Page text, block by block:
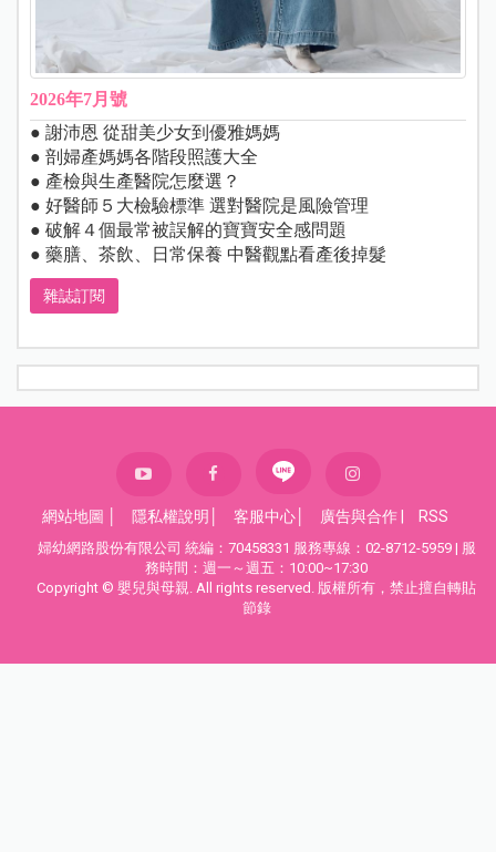
2026年7月號
● 謝沛恩 從甜美少女到優雅媽媽
● 剖婦產媽媽各階段照護大全
● 產檢與生產醫院怎麼選？
● 好醫師５大檢驗標準 選對醫院是風險管理
● 破解４個最常被誤解的寶寶安全感問題
● 藥膳、茶飲、日常保養 中醫觀點看產後掉髮
雜誌訂閱
網站地圖 隱私權說明 客服中心 廣告與合作 RSS
婦幼網路股份有限公司 統編：70458331 服務專線：02-8712-5959 | 服
務時間：週一～週五：10:00~17:30
Copyright © 嬰兒與母親. All rights reserved. 版權所有，禁止擅自轉貼
節錄